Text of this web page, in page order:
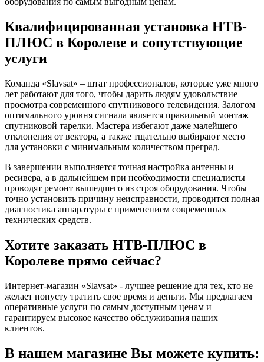
Квалифицированная установка НТВ-
ПЛЮС в Королеве и сопутствующие
услуги
Команда «Slavsat» – штат профессионалов, которые уже много
лет работают для того, чтобы дарить людям удовольствие
просмотра современного спутникового телевидения. Залогом
оптимального уровня сигнала является правильный монтаж
спутниковой тарелки. Мастера избегают даже малейшего
отклонения от вектора, а также тщательно выбирают место
для установки с минимальным количеством преград.
В завершении выполняется точная настройка антенны и
ресивера, а в дальнейшем при необходимости специалисты
проводят ремонт вышедшего из строя оборудования. Чтобы
точно установить причину неисправности, проводится полная
диагностика аппаратуры с применением современных
технических средств.
Хотите заказать НТВ-ПЛЮС в
Королеве прямо сейчас?
Интернет-магазин «Slavsat» - лучшее решение для тех, кто не
желает попусту тратить свое время и деньги. Мы предлагаем
оперативные услуги по самым доступным ценам и
гарантируем высокое качество обслуживания наших
клиентов.
В нашем магазине Вы можете купить: